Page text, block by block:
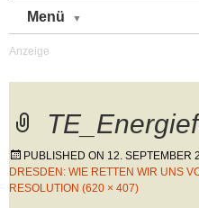
Menü
PUBLISHED ON 12. SEPTEMBER
DRESDEN: WIE RETTEN WIR UNS
RESOLUTION (620 × 407)